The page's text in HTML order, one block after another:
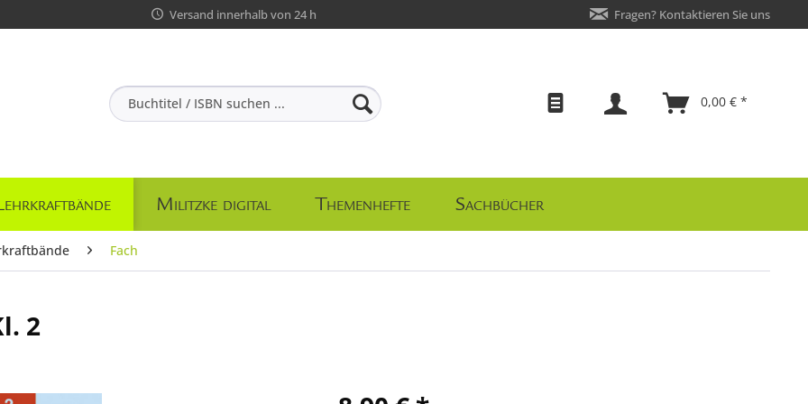
Versand innerhalb von 24 h Fragen? Kontaktieren Sie uns
0,00 € *
Militzke digital Themenhefte Sachbücher
Fach
2